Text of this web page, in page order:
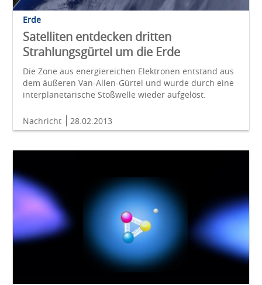
Erde
Satelliten entdecken dritten
Strahlungsgürtel um die Erde
Die Zone aus energiereichen Elektronen entstand aus
dem äußeren Van-Allen-Gürtel und wurde durch eine
interplanetarische Stoßwelle wieder aufgelöst.
Nachricht 28.02.2013